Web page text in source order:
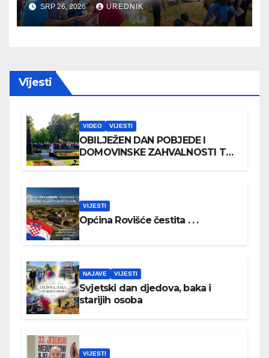
SRP 26, 2026 UREDNIK
Vijesti
VIDEO VIJESTI
OBILJEŽEN DAN POBJEDE I
DOMOVINSKE ZAHVALNOSTI TE
VIJESTI
Općina Rovišće čestita . . .
NAJAVE VIJESTI
Svjetski dan djedova, baka i
starijih osoba
VIJESTI